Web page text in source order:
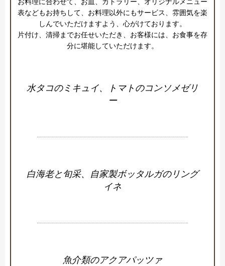
表などもお持ちして、お料理以外にもサービス、雰囲気を楽
しんでいただけますよう、心がけております。
片付け、清掃までお任せいただき、お客様には、お食事を存
水タコのミキュイ、トマトのコンソメゼリ
ー
白海老と旬采、自家製ボッタルガのリング
イネ
魚介類のアクアパッツァ